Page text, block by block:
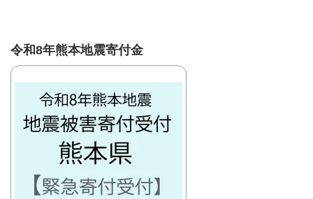
令和8年熊本地震寄付金